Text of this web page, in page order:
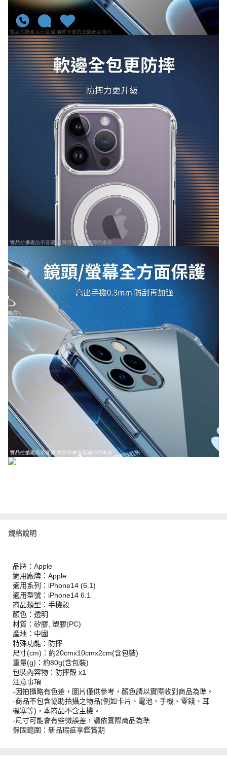
規格說明
品牌：Apple
適用廠牌：Apple
適用系列：iPhone14 (6.1)
適用型號：iPhone14 6.1
商品類型：手機殼
顏色：透明
材質：矽膠, 塑膠(PC)
產地：中國
特殊功能：防摔
尺寸(cm)：約20cmx10cmx2cm(含包裝)
重量(g)：約80g(含包裝)
包裝內容物：防摔殻 x1
注意事項
-因拍攝略有色差，圖片僅供參考，顏色請以實際收到商品為準。
-商品不包含協助拍攝之物品(例如卡片、電池、手機、零錢、耳
機塞等)，本商品不含主機。
-尺寸可能會有些微誤差，請依實際商品為準
保固範圍：新品瑕疵享鑑賞期